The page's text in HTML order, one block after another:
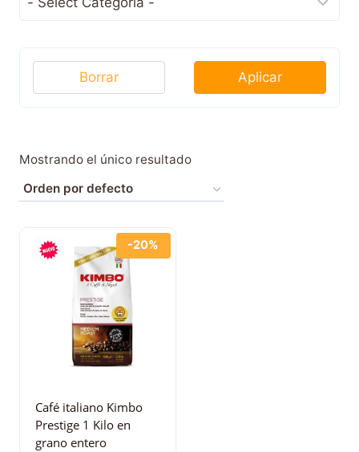
Mostrando el único resultado
-20%
Café italiano Kimbo
Prestige 1 Kilo en
grano entero
Aplicar
Borrar